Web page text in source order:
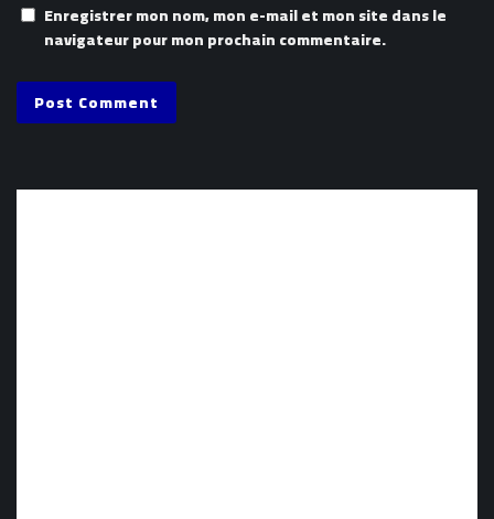
Enregistrer mon nom, mon e-mail et mon site dans le
navigateur pour mon prochain commentaire.